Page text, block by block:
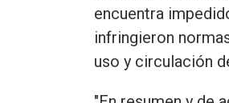
encuentra
infringieron
uso y circulación